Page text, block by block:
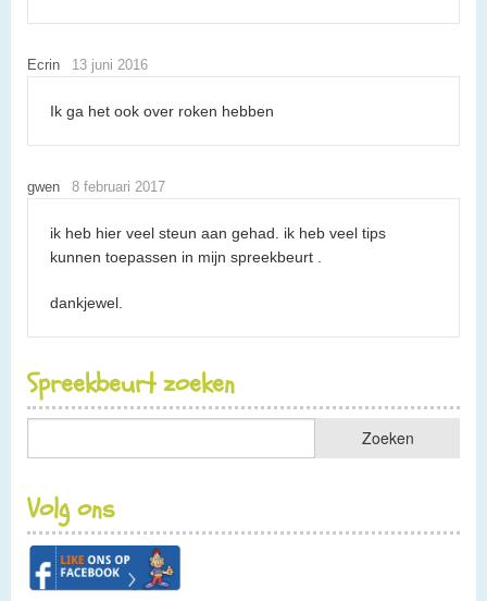
Ecrin 13 juni 2016
Ik ga het ook over roken hebben
gwen 8 februari 2017
ik heb hier veel steun aan gehad. ik heb veel tips
kunnen toepassen in mijn spreekbeurt .
dankjewel.
Spreekbeurt zoeken
Volg ons